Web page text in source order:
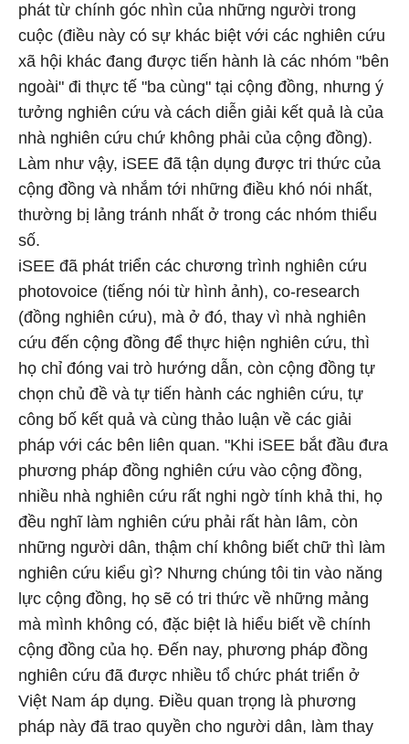
phát từ chính góc nhìn của những người trong
cuộc (điều này có sự khác biệt với các nghiên cứu
xã hội khác đang được tiến hành là các nhóm "bên
ngoài" đi thực tế "ba cùng" tại cộng đồng, nhưng ý
tưởng nghiên cứu và cách diễn giải kết quả là của
nhà nghiên cứu chứ không phải của cộng đồng).
Làm như vậy, iSEE đã tận dụng được tri thức của
cộng đồng và nhắm tới những điều khó nói nhất,
thường bị lảng tránh nhất ở trong các nhóm thiểu
số.
iSEE đã phát triển các chương trình nghiên cứu
photovoice (tiếng nói từ hình ảnh), co-research
(đồng nghiên cứu), mà ở đó, thay vì nhà nghiên
cứu đến cộng đồng để thực hiện nghiên cứu, thì
họ chỉ đóng vai trò hướng dẫn, còn cộng đồng tự
chọn chủ đề và tự tiến hành các nghiên cứu, tự
công bố kết quả và cùng thảo luận về các giải
pháp với các bên liên quan. "Khi iSEE bắt đầu đưa
phương pháp đồng nghiên cứu vào cộng đồng,
nhiều nhà nghiên cứu rất nghi ngờ tính khả thi, họ
đều nghĩ làm nghiên cứu phải rất hàn lâm, còn
những người dân, thậm chí không biết chữ thì làm
nghiên cứu kiểu gì? Nhưng chúng tôi tin vào năng
lực cộng đồng, họ sẽ có tri thức về những mảng
mà mình không có, đặc biệt là hiểu biết về chính
cộng đồng của họ. Đến nay, phương pháp đồng
nghiên cứu đã được nhiều tổ chức phát triển ở
Việt Nam áp dụng. Điều quan trọng là phương
pháp này đã trao quyền cho người dân, làm thay